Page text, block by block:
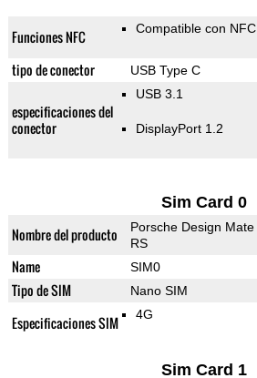
Funciones NFC Compatible con NFC
tipo de conector USB Type C
especificaciones del
conector
USB 3.1
DisplayPort 1.2
Sim Card 0
Nombre del producto
Porsche Design Mate
RS
Name SIM0
Tipo de SIM Nano SIM
Especificaciones SIM 4G
Sim Card 1